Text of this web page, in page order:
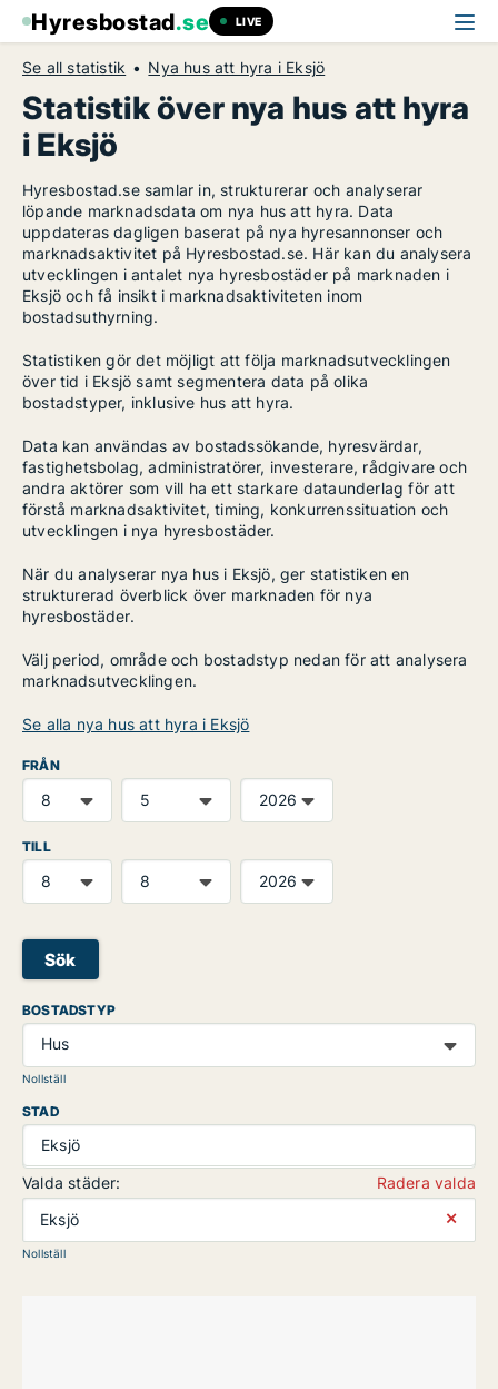
Hyresbostad.se LIVE
Se all statistik Nya hus att hyra i Eksjö
Statistik över nya hus att hyra
i Eksjö
Hyresbostad.se samlar in, strukturerar och analyserar
löpande marknadsdata om nya hus att hyra. Data
uppdateras dagligen baserat på nya hyresannonser och
marknadsaktivitet på Hyresbostad.se. Här kan du analysera
utvecklingen i antalet nya hyresbostäder på marknaden i
Eksjö och få insikt i marknadsaktiviteten inom
bostadsuthyrning.
Statistiken gör det möjligt att följa marknadsutvecklingen
över tid i Eksjö samt segmentera data på olika
bostadstyper, inklusive hus att hyra.
Data kan användas av bostadssökande, hyresvärdar,
fastighetsbolag, administratörer, investerare, rådgivare och
andra aktörer som vill ha ett starkare dataunderlag för att
förstå marknadsaktivitet, timing, konkurrenssituation och
utvecklingen i nya hyresbostäder.
När du analyserar nya hus i Eksjö, ger statistiken en
strukturerad överblick över marknaden för nya
hyresbostäder.
Välj period, område och bostadstyp nedan för att analysera
marknadsutvecklingen.
Se alla nya hus att hyra i Eksjö
FRÅN
TILL
Sök
BOSTADSTYP
Hus
Nollställ
STAD
Eksjö
Valda städer:
Radera valda
Eksjö
⨯
Nollställ